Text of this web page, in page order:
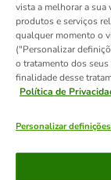
vista a melhorar a sua
produtos e serviços
qualquer momento o
("Personalizar
o tratamento dos
finalidade desse
Política de
Personalizar definições